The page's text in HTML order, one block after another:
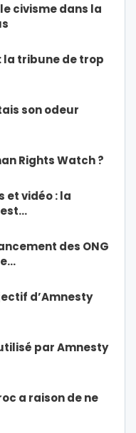
civisme dans la
la tribune de trop
son odeur
Rights Watch ?
et vidéo : la
des ONG
d’Amnesty
par Amnesty
a raison de ne